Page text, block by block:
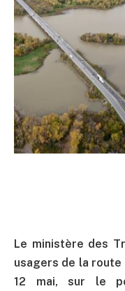
Le ministère des
usagers de la route
12 mai, sur le